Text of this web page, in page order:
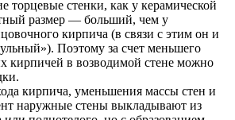
торцевые стенки, как у керамической
размер — больший, чем у
кирпича (в связи с этим он и
Поэтому за счет меньшего
кирпичей в возводимой стене можно
кирпича, уменьшения массы стен и
наружные стены выкладывают из